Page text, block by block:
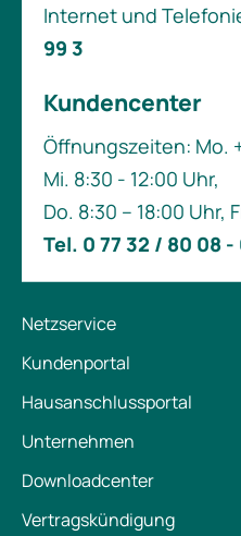
Internet und
99 3
Kundencenter
Öffnungszeiten: Mo.
Mi. 8:30 - 12:00 Uhr,
Do. 8:30 – 18:00 Uhr,
Tel. 0 77 32 / 80 08 -
Netzservice
Kundenportal
Hausanschlussportal
Unternehmen
Downloadcenter
Vertragskündigung